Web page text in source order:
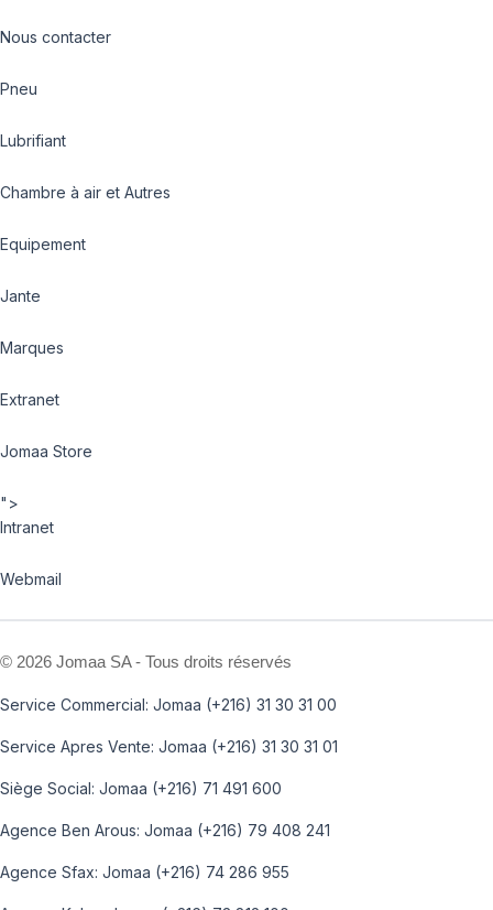
Nous contacter
Pneu
Lubrifiant
Chambre à air et Autres
Equipement
Jante
Marques
Extranet
Jomaa Store
">
Intranet
Webmail
© 2026 Jomaa SA - Tous droits réservés
Service Commercial: Jomaa (+216) 31 30 31 00
Service Apres Vente: Jomaa (+216) 31 30 31 01
Siège Social: Jomaa (+216) 71 491 600
Agence Ben Arous: Jomaa (+216) 79 408 241
Agence Sfax: Jomaa (+216) 74 286 955